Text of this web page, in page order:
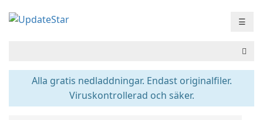
☰
Alla gratis nedladdningar. Endast originalfiler.
Viruskontrollerad och säker.